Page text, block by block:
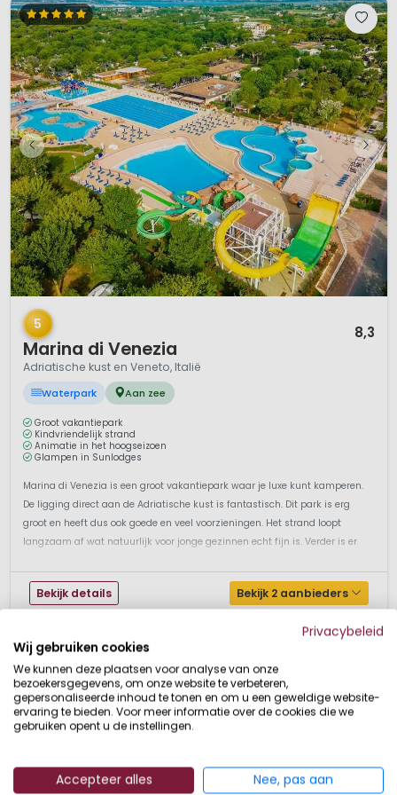
1 / 12
5
Marina di Venezia
8,3
Adriatische kust en Veneto, Italië
Waterpark Aan zee
Groot vakantiepark
Kindvriendelijk strand
Animatie in het hoogseizoen
Glampen in Sunlodges
Marina di Venezia is een groot vakantiepark waar je luxe kunt kamperen.
De ligging direct aan de Adriatische kust is fantastisch. Dit park is erg
groot en heeft dus ook goede en veel voorzieningen. Het strand loopt
langzaam af wat natuurlijk voor jonge gezinnen echt fijn is. Verder is er
Bekijk details Bekijk 2 aanbieders
Privacybeleid
Wij gebruiken cookies
We kunnen deze plaatsen voor analyse van onze
bezoekersgegevens, om onze website te verbeteren,
gepersonaliseerde inhoud te tonen en om u een geweldige website-
ervaring te bieden. Voor meer informatie over de cookies die we
gebruiken opent u de instellingen.
Accepteer alles Nee, pas aan